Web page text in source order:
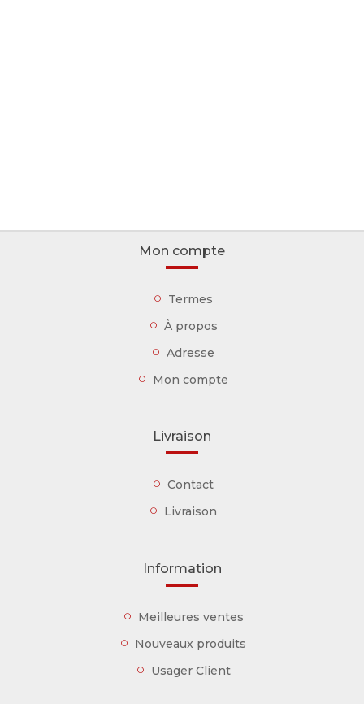
Mon compte
Termes
À propos
Adresse
Mon compte
Livraison
Contact
Livraison
Information
Meilleures ventes
Nouveaux produits
Usager Client